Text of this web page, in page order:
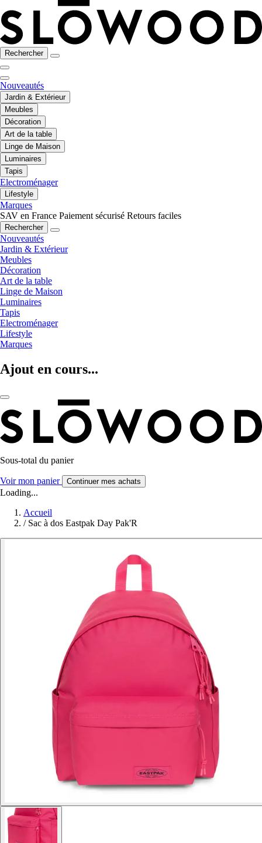
Rechercher
Nouveautés
Jardin & Extérieur
Meubles
Décoration
Art de la table
Linge de Maison
Luminaires
Tapis
Electroménager
Lifestyle
Marques
SAV en France Paiement sécurisé Retours faciles
Rechercher
Nouveautés
Jardin & Extérieur
Meubles
Décoration
Art de la table
Linge de Maison
Luminaires
Tapis
Electroménager
Lifestyle
Marques
Ajout en cours...
Sous-total du panier
Voir mon panier Continuer mes achats
Loading...
Accueil
/ Sac à dos Eastpak Day Pak'R